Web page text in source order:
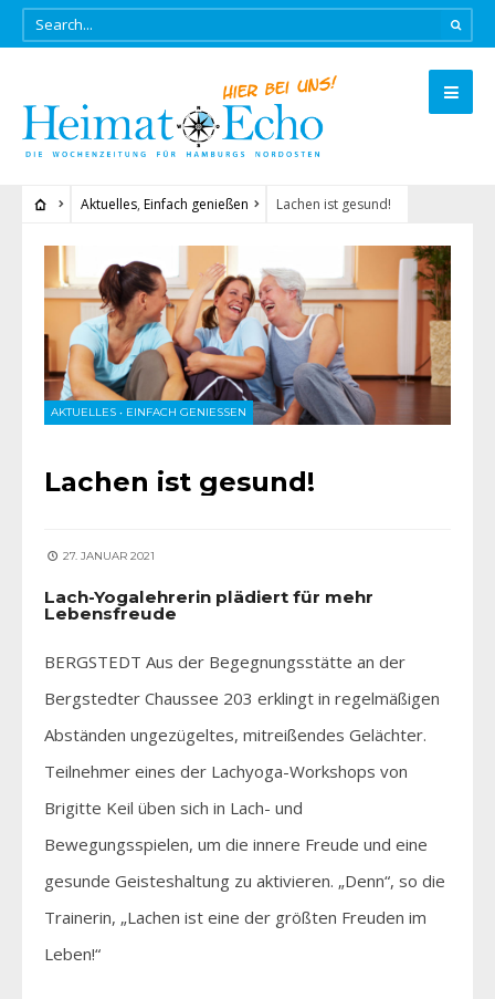
Aktuelles, Einfach genießen Lachen ist gesund!
AKTUELLES • EINFACH GENIESSEN
Lachen ist gesund!
27. JANUAR 2021
Lach-Yogalehrerin plädiert für mehr
Lebensfreude
BERGSTEDT Aus der Begegnungsstätte an der
Bergstedter Chaussee 203 erklingt in regelmäßigen
Abständen ungezügeltes, mitreißendes Gelächter.
Teilnehmer eines der Lachyoga-Workshops von
Brigitte Keil üben sich in Lach- und
Bewegungsspielen, um die innere Freude und eine
gesunde Geisteshaltung zu aktivieren. „Denn“, so die
Trainerin, „Lachen ist eine der größten Freuden im
Leben!“